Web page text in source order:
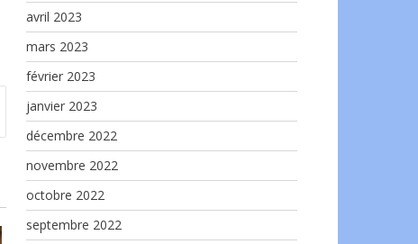
avril 2023
mars 2023
février 2023
janvier 2023
décembre 2022
novembre 2022
octobre 2022
septembre 2022